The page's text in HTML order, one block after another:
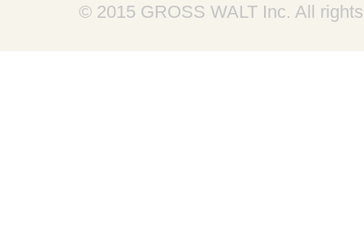
© 2015 GROSS WALT Inc. All